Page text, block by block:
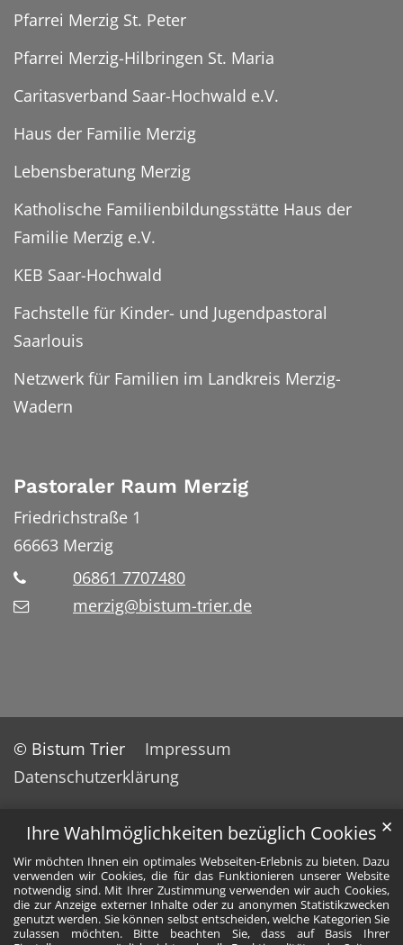
Ihre Wahlmöglichkeiten bezüglich Cookies
Wir möchten Ihnen ein optimales Webseiten-Erlebnis zu bieten. Dazu
verwenden wir Cookies, die für das Funktionieren unserer Website
notwendig sind. Mit Ihrer Zustimmung verwenden wir auch Cookies,
die zur Anzeige externer Inhalte oder zu anonymen Statistikzwecken
genutzt werden. Sie können selbst entscheiden, welche Kategorien Sie
zulassen möchten. Bitte beachten Sie, dass auf Basis Ihrer
✕
Pfarrei Merzig St. Peter
Pfarrei Merzig-Hilbringen St. Maria
Caritasverband Saar-Hochwald e.V.
Haus der Familie Merzig
Lebensberatung Merzig
Katholische Familienbildungsstätte Haus der
Familie Merzig e.V.
KEB Saar-Hochwald
Fachstelle für Kinder- und Jugendpastoral
Saarlouis
Netzwerk für Familien im Landkreis Merzig-
Wadern
Pastoraler Raum Merzig
Friedrichstraße 1
66663 Merzig
06861 7707480
merzig@bistum-trier.de
© Bistum Trier
Impressum
Datenschutzerklärung